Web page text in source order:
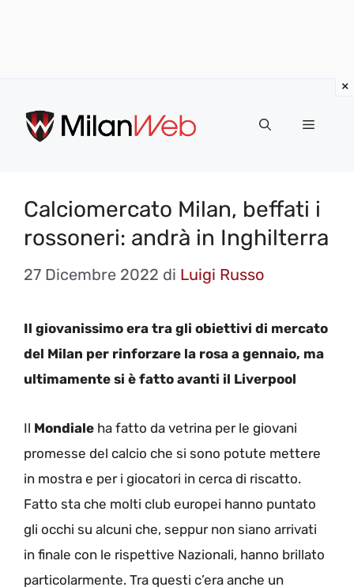
contenuto
MENU
Calciomercato Milan, beffati i
rossoneri: andrà in Inghilterra
27 Dicembre 2022 di Luigi Russo
Il giovanissimo era tra gli obiettivi di mercato
del Milan per rinforzare la rosa a gennaio, ma
ultimamente si è fatto avanti il Liverpool
Il Mondiale ha fatto da vetrina per le giovani
promesse del calcio che si sono potute mettere
in mostra e per i giocatori in cerca di riscatto.
Fatto sta che molti club europei hanno puntato
gli occhi su alcuni che, seppur non siano arrivati
in finale con le rispettive Nazionali, hanno brillato
particolarmente. Tra questi c’era anche un